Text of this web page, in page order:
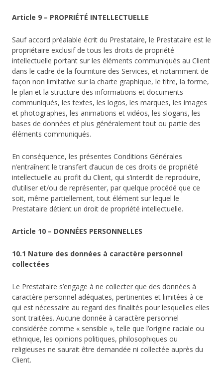
Article 9 – PROPRIÉTÉ INTELLECTUELLE
Sauf accord préalable écrit du Prestataire, le Prestataire est le
propriétaire exclusif de tous les droits de propriété
intellectuelle portant sur les éléments communiqués au Client
dans le cadre de la fourniture des Services, et notamment de
façon non limitative sur la charte graphique, le titre, la forme,
le plan et la structure des informations et documents
communiqués, les textes, les logos, les marques, les images
et photographes, les animations et vidéos, les slogans, les
bases de données et plus généralement tout ou partie des
éléments communiqués.
En conséquence, les présentes Conditions Générales
n’entraînent le transfert d’aucun de ces droits de propriété
intellectuelle au profit du Client, qui s’interdit de reproduire,
d’utiliser et/ou de représenter, par quelque procédé que ce
soit, même partiellement, tout élément sur lequel le
Prestataire détient un droit de propriété intellectuelle.
Article 10 – DONNÉES PERSONNELLES
10.1 Nature des données à caractère personnel
collectées
Le Prestataire s’engage à ne collecter que des données à
caractère personnel adéquates, pertinentes et limitées à ce
qui est nécessaire au regard des finalités pour lesquelles elles
sont traitées. Aucune donnée à caractère personnel
considérée comme « sensible », telle que l’origine raciale ou
ethnique, les opinions politiques, philosophiques ou
religieuses ne saurait être demandée ni collectée auprès du
Client.